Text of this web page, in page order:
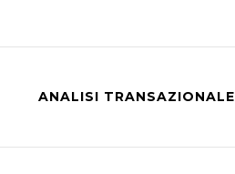
ANALISI TRANSAZIONALE